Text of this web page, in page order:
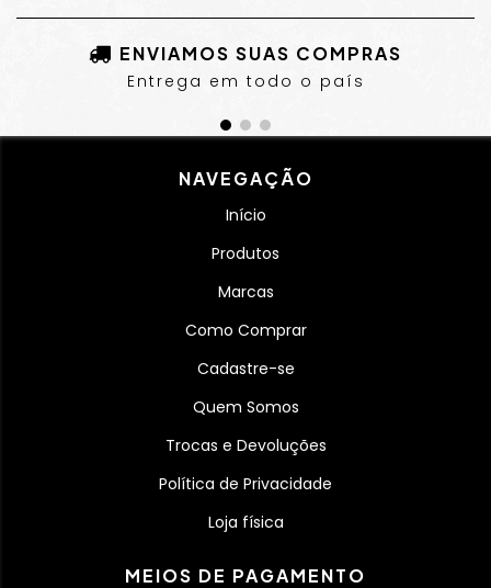
ENVIAMOS SUAS COMPRAS
Entrega em todo o país
NAVEGAÇÃO
Início
Produtos
Marcas
Como Comprar
Cadastre-se
Quem Somos
Trocas e Devoluções
Política de Privacidade
Loja física
MEIOS DE PAGAMENTO